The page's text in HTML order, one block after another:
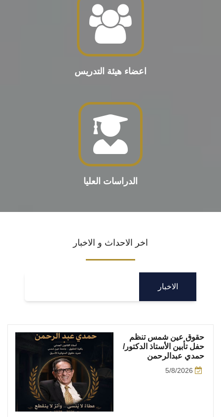
اعضاء هيئة التدريس
الدراسات العليا
اخر الاحداث و الاخبار
الاخبار
حقوق عين شمس تنظم
حفل تأبين الأستاذ الدكتور/
حمدي عبدالرحمن
5/8/2026